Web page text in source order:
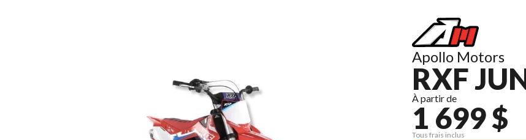
Apollo Motors
RXF
À partir de
1 699 $
Tous frais inclus